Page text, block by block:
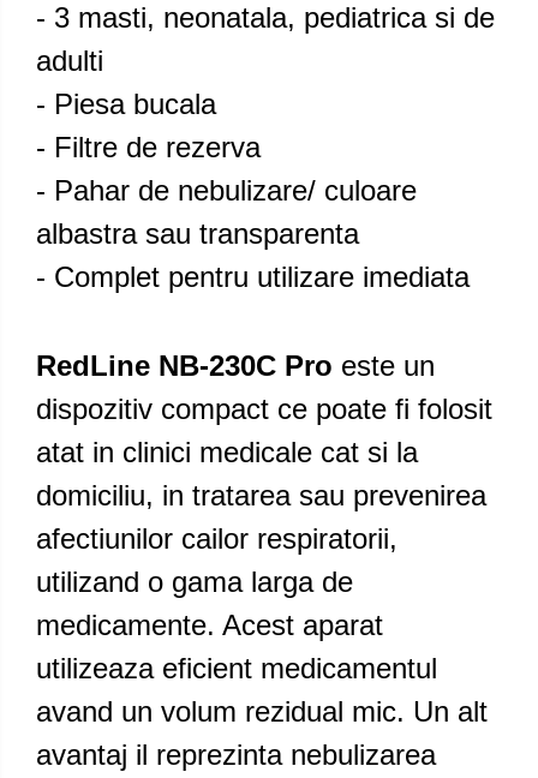
- 3 masti, neonatala, pediatrica si de
adulti
- Piesa bucala
- Filtre de rezerva
- Pahar de nebulizare/ culoare
albastra sau transparenta
- Complet pentru utilizare imediata
RedLine NB-230C Pro este un
dispozitiv compact ce poate fi folosit
atat in clinici medicale cat si la
domiciliu, in tratarea sau prevenirea
afectiunilor cailor respiratorii,
utilizand o gama larga de
medicamente. Acest aparat
utilizeaza eficient medicamentul
avand un volum rezidual mic. Un alt
avantaj il reprezinta nebulizarea